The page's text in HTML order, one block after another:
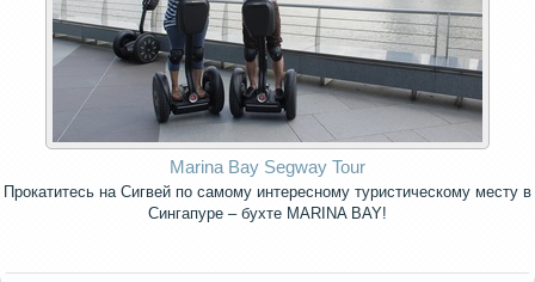
Marina Bay Segway Tour
Прокатитесь на Сигвей по самому интересному туристическому месту в
Сингапуре – бухте MARINA BAY!